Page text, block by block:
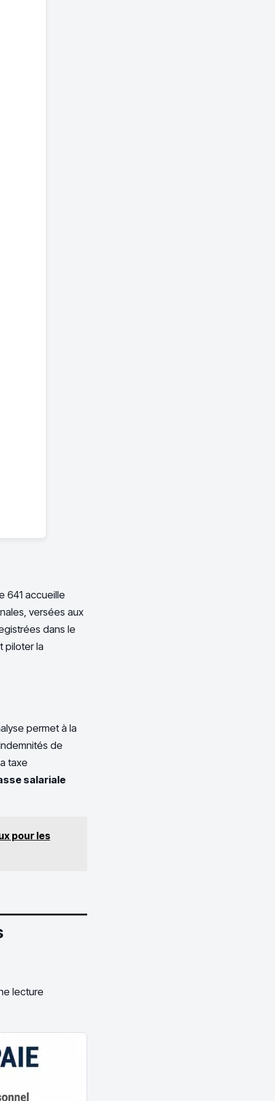
641 accueille
versées aux
dans le
piloter la
permet à la
de
taxe
salariale
pour les
lecture